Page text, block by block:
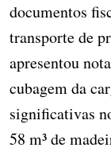
documentos
transporte de
apresentou
cubagem da
significativas
58 m³ de